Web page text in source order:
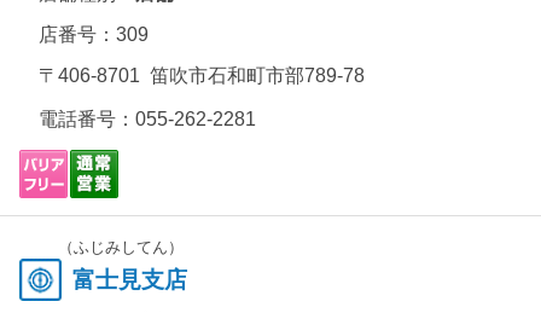
店番号：309
〒406-8701 笛吹市石和町市部789-78
電話番号： 055-262-2281
（ふじみしてん）
富士見支店